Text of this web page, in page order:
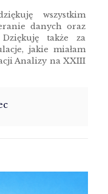
wszystkim
danych oraz
także za
jakie miałam
Analizy na XXIII